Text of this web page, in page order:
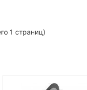
1 страниц)